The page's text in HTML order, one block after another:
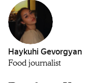
Haykuhi Gevorgyan
Food journalist